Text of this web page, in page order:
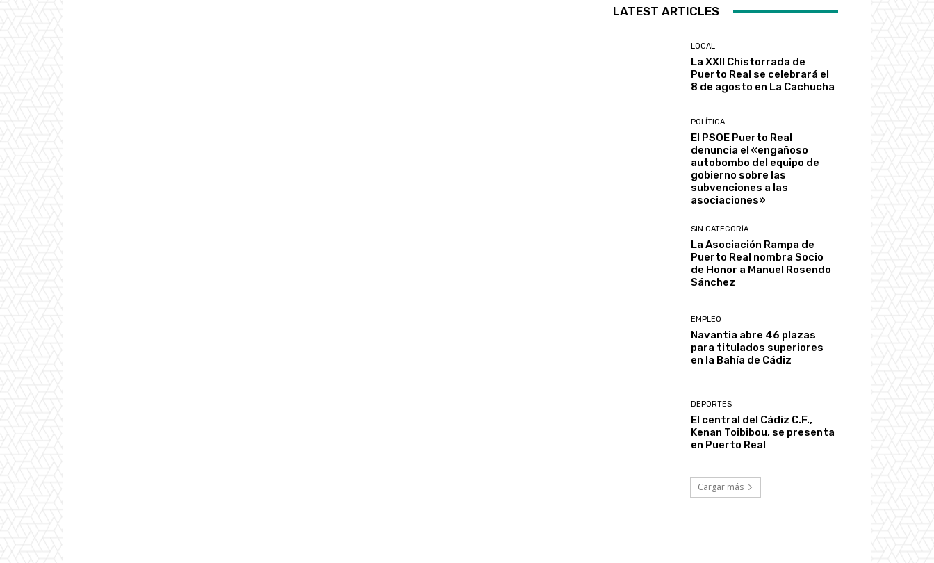
LATEST ARTICLES
LOCAL
La XXII Chistorrada de
Puerto Real se celebrará el
8 de agosto en La Cachucha
POLÍTICA
El PSOE Puerto Real
denuncia el «engañoso
autobombo del equipo de
gobierno sobre las
subvenciones a las
asociaciones»
SIN CATEGORÍA
La Asociación Rampa de
Puerto Real nombra Socio
de Honor a Manuel Rosendo
Sánchez
EMPLEO
Navantia abre 46 plazas
para titulados superiores
en la Bahía de Cádiz
DEPORTES
El central del Cádiz C.F.,
Kenan Toibibou, se presenta
en Puerto Real
Cargar más